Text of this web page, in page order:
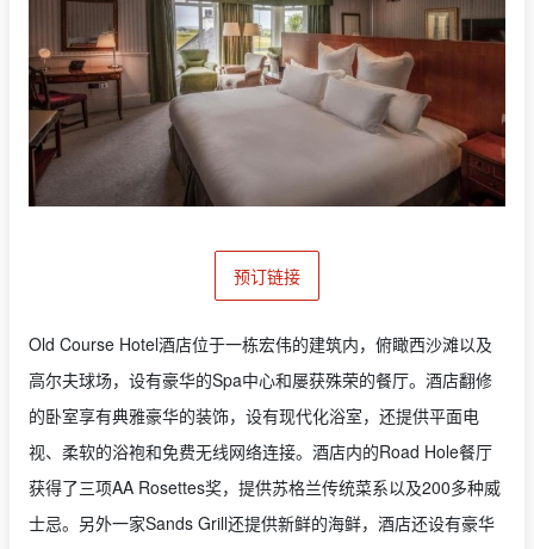
预订链接
Old Course Hotel酒店位于一栋宏伟的建筑内，俯瞰西沙滩以及
高尔夫球场，设有豪华的Spa中心和屡获殊荣的餐厅。酒店翻修
的卧室享有典雅豪华的装饰，设有现代化浴室，还提供平面电
视、柔软的浴袍和免费无线网络连接。酒店内的Road Hole餐厅
获得了三项AA Rosettes奖，提供苏格兰传统菜系以及200多种威
士忌。另外一家Sands Grill还提供新鲜的海鲜，酒店还设有豪华